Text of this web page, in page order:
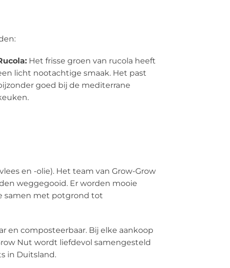
Het frisse groen van rucola heeft
licht nootachtige smaak. Het past
goed bij de mediterrane
en -olie). Het team van Grow-Grow
weggegooid. Er worden mooie
samen met potgrond tot
en composteerbaar. Bij elke aankoop
Nut wordt liefdevol samengesteld
in Duitsland.